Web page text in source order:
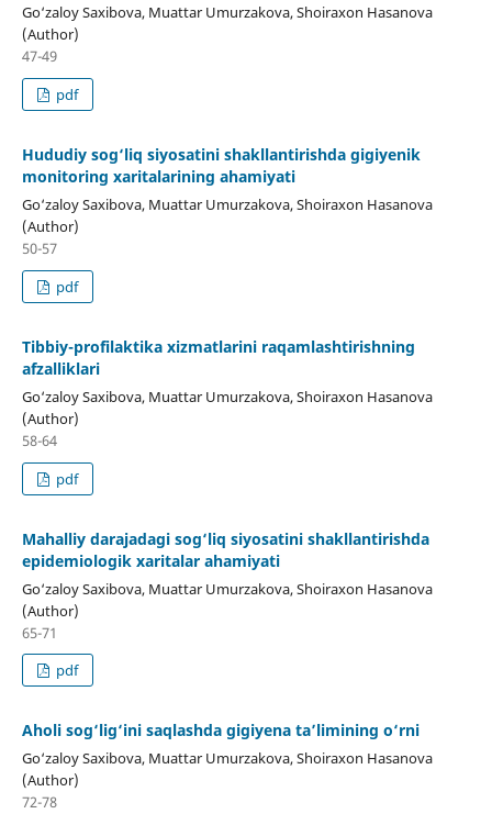
Go‘zaloy Saxibova, Muattar Umurzakova, Shoiraxon Hasanova
(Author)
47-49
pdf
Hududiy sog‘liq siyosatini shakllantirishda gigiyenik
monitoring xaritalarining ahamiyati
Go‘zaloy Saxibova, Muattar Umurzakova, Shoiraxon Hasanova
(Author)
50-57
pdf
Tibbiy-profilaktika xizmatlarini raqamlashtirishning
afzalliklari
Go‘zaloy Saxibova, Muattar Umurzakova, Shoiraxon Hasanova
(Author)
58-64
pdf
Mahalliy darajadagi sog‘liq siyosatini shakllantirishda
epidemiologik xaritalar ahamiyati
Go‘zaloy Saxibova, Muattar Umurzakova, Shoiraxon Hasanova
(Author)
65-71
pdf
Aholi sog‘lig‘ini saqlashda gigiyena ta’limining o‘rni
Go‘zaloy Saxibova, Muattar Umurzakova, Shoiraxon Hasanova
(Author)
72-78